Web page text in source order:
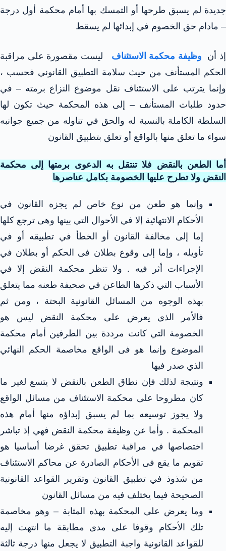
جديدة لم يسبق طرحها أو التمسك بها أمام محكمة أول درجة
– مادام حق الخصوم في إبدائها لم يسقط
إذ أن وظيفة محكمة الاستئناف
ليست مقصورة على مراقبة
الحكم المستأنف من حيث سلامة التطبيق القانوني فحسب ،
وإنما يترتب على الاستئناف نقل موضوع النزاع برمته – في
حدود طلبات المستأنف – إلى هذه المحكمة حيث تكون لها
السلطة الكاملة بالنسبة له والحق في تناوله من جميع جوانبه
سواء ما تعلق منها بالواقع أو تعلق بتطبيق القانون
أما الطعن بالنقض فلا تنتقل به الدعوى برمتها إلى محكمة
النقض ولا تطرح عليها الخصومة بكامل عناصرها
وإنما هو طعن من نوع خاص لم يجزه القانون في
الأحكام الانتهائية إلا في الأحوال التي بينها وهى ترجع كلها
إما إلى مخالفة القانون أو الخطأ في تطبيقه أو في
تأويله ، وإما إلى وقوع بطلان فى الحكم أو بطلان في
الإجراءات أثر فيه . ولا تنظر محكمة النقض إلا في
الأسباب التي ذكرها الطاعن في صحيفة طعنه مما يتعلق
بهذه الوجوه من المسائل القانونية البحتة ، ومن ثم
فالأمر الذي يعرض على محكمة النقض ليس هو
الخصومة التي كانت مرددة بين الطرفين أمام محكمة
الموضوع وإنما هو فى الواقع مخاصمة الحكم النهائي
الذي صدر فيها
ونتيجة لذلك فإن نطاق الطعن بالنقض لا يتسع لغير ما
كان مطروحا على محكمة الاستئناف من مسائل الواقع
ولا يجوز توسيعه بما لم يسبق إبداؤه منها أمام هذه
المحكمة . وأما عن وظيفة محكمة النقض فهي إذ تباشر
اختصاصها في مراقبة تطبيق تحقق غرضا أساسيا هو
تقويم ما يقع فى الأحكام الصادرة عن محاكم الاستئناف
من شذوذ في تطبيق القانون وتقرير القواعد القانونية
الصحيحة فيما يختلف فيه من مسائل القانون
وما يعرض على المحكمة بهذه المثابة – وهو مخاصمة
تلك الأحكام وقوفا على مدى مطابقة ما انتهت إليه
للقواعد القانونية واجبة التطبيق لا يجعل منها درجة ثالثة